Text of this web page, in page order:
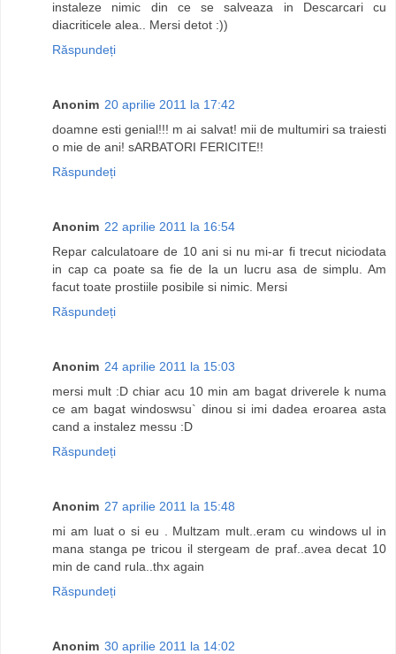
instaleze nimic din ce se salveaza in Descarcari cu
diacriticele alea.. Mersi detot :))
Răspundeți
Anonim 20 aprilie 2011 la 17:42
doamne esti genial!!! m ai salvat! mii de multumiri sa traiesti
o mie de ani! sARBATORI FERICITE!!
Răspundeți
Anonim 22 aprilie 2011 la 16:54
Repar calculatoare de 10 ani si nu mi-ar fi trecut niciodata
in cap ca poate sa fie de la un lucru asa de simplu. Am
facut toate prostiile posibile si nimic. Mersi
Răspundeți
Anonim 24 aprilie 2011 la 15:03
mersi mult :D chiar acu 10 min am bagat driverele k numa
ce am bagat windoswsu` dinou si imi dadea eroarea asta
cand a instalez messu :D
Răspundeți
Anonim 27 aprilie 2011 la 15:48
mi am luat o si eu . Multzam mult..eram cu windows ul in
mana stanga pe tricou il stergeam de praf..avea decat 10
min de cand rula..thx again
Răspundeți
Anonim 30 aprilie 2011 la 14:02